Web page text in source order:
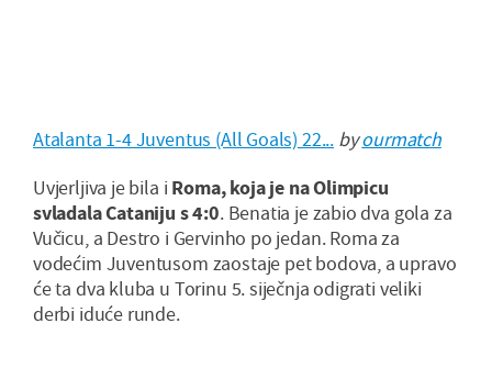
Atalanta 1-4 Juventus (All Goals) 22... byourmatch
Uvjerljiva je bila i Roma, koja je na Olimpicu
svladala Cataniju s 4:0. Benatia je zabio dva gola za
Vučicu, a Destro i Gervinho po jedan. Roma za
vodećim Juventusom zaostaje pet bodova, a upravo
će ta dva kluba u Torinu 5. siječnja odigrati veliki
derbi iduće runde.